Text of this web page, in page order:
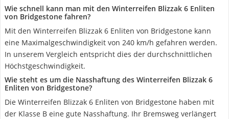
Wie schnell kann man mit den Winterreifen Blizzak 6 Enliten
von Bridgestone fahren?
Mit den Winterreifen Blizzak 6 Enliten von Bridgestone kann
eine Maximalgeschwindigkeit von 240 km/h gefahren werden.
In unserem Vergleich entspricht dies der durchschnittlichen
Höchstgeschwindigkeit.
Wie steht es um die Nasshaftung des Winterreifen Blizzak 6
Enliten von Bridgestone?
Die Winterreifen Blizzak 6 Enliten von Bridgestone haben mit
der Klasse B eine gute Nasshaftung. Ihr Bremsweg verlängert